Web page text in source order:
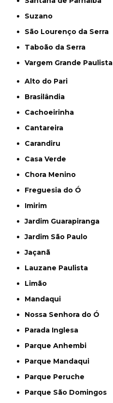
Suzano
São Lourenço da Serra
Taboão da Serra
Vargem Grande Paulista
Alto do Pari
Brasilândia
Cachoeirinha
Cantareira
Carandiru
Casa Verde
Chora Menino
Freguesia do Ó
Imirim
Jardim Guarapiranga
Jardim São Paulo
Jaçanã
Lauzane Paulista
Limão
Mandaqui
Nossa Senhora do Ó
Parada Inglesa
Parque Anhembi
Parque Mandaqui
Parque Peruche
Parque São Domingos